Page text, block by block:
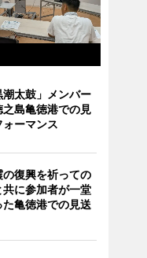
潮太鼓」メンバー
之島亀徳港での見
ーマンス
の復興を祈っての
共に参加者が一堂
た亀徳港での見送